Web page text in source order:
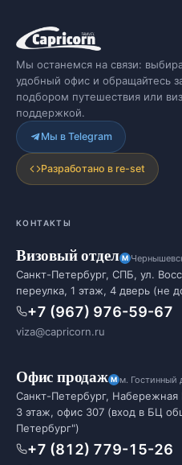
Мы останемся на связи:
удобный офис и обращайтесь
подбором путешествия или
поддержкой.
Мы в Telegram
Разработано в re-set
КОНТАКТЫ
Визовый отдел
Санкт-Петербург, СПБ, ул.
переулка, 1 этаж, 4 дверь (не
+7 (967) 976-59-67
viza@capricorn.ru
Офис продаж м. Гостинный
Санкт-Петербург,
3 этаж, офис 307 (вход в БЦ
Петербург")
+7 (812) 779-15-26